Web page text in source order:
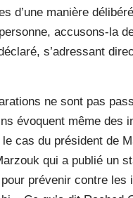
d’une manière
accusons-la
s’adressant
ne sont pas
évoquent même des
cas du président de
qui a publié un
prévenir contre les